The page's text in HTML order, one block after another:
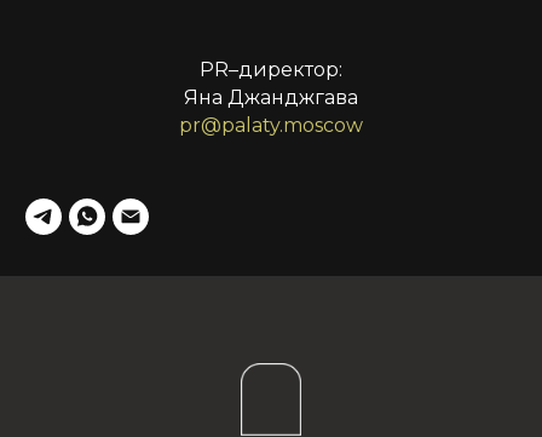
PR–директор:
Яна Джанджгава
pr@palaty.moscow